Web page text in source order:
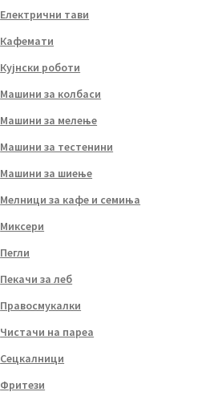
Електрични тави
Кафемати
Кујнски роботи
Машини за колбаси
Машини за мелење
Машини за тестенини
Машини за шиење
Мелници за кафе и семиња
Миксери
Пегли
Пекачи за леб
Правосмукалки
Чистачи на пареа
Сецкалници
Фритези